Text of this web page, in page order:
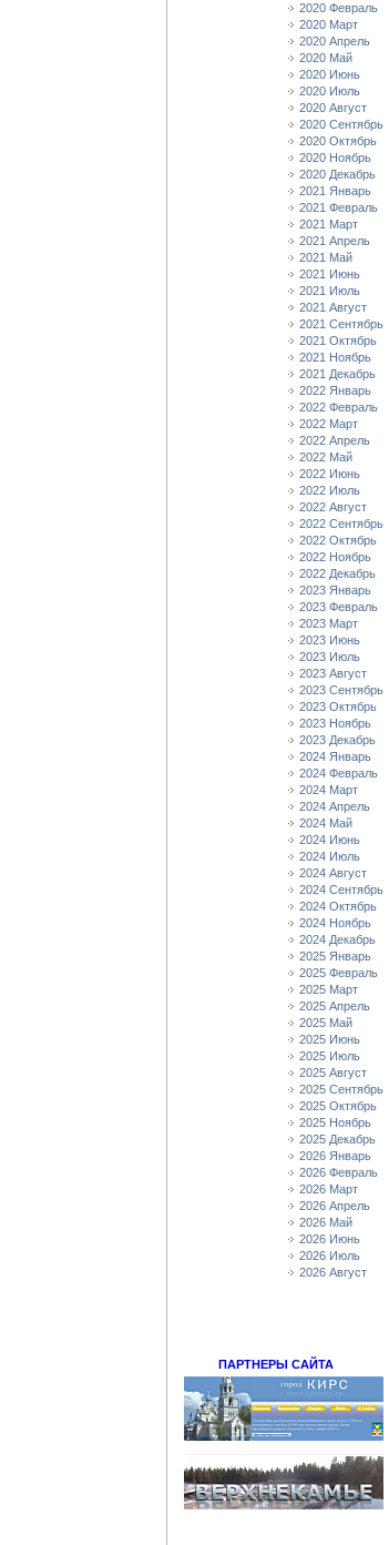
2020 Февраль
2020 Март
2020 Апрель
2020 Май
2020 Июнь
2020 Июль
2020 Август
2020 Сентябрь
2020 Октябрь
2020 Ноябрь
2020 Декабрь
2021 Январь
2021 Февраль
2021 Март
2021 Апрель
2021 Май
2021 Июнь
2021 Июль
2021 Август
2021 Сентябрь
2021 Октябрь
2021 Ноябрь
2021 Декабрь
2022 Январь
2022 Февраль
2022 Март
2022 Апрель
2022 Май
2022 Июнь
2022 Июль
2022 Август
2022 Сентябрь
2022 Октябрь
2022 Ноябрь
2022 Декабрь
2023 Январь
2023 Февраль
2023 Март
2023 Июнь
2023 Июль
2023 Август
2023 Сентябрь
2023 Октябрь
2023 Ноябрь
2023 Декабрь
2024 Январь
2024 Февраль
2024 Март
2024 Апрель
2024 Май
2024 Июнь
2024 Июль
2024 Август
2024 Сентябрь
2024 Октябрь
2024 Ноябрь
2024 Декабрь
2025 Январь
2025 Февраль
2025 Март
2025 Апрель
2025 Май
2025 Июнь
2025 Июль
2025 Август
2025 Сентябрь
2025 Октябрь
2025 Ноябрь
2025 Декабрь
2026 Январь
2026 Февраль
2026 Март
2026 Апрель
2026 Май
2026 Июнь
2026 Июль
2026 Август
ПАРТНЕРЫ САЙТА